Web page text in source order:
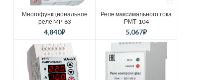
Многофункциональное
реле MP-63
4,840₽
Реле максимального тока
РМТ-104
5,067₽